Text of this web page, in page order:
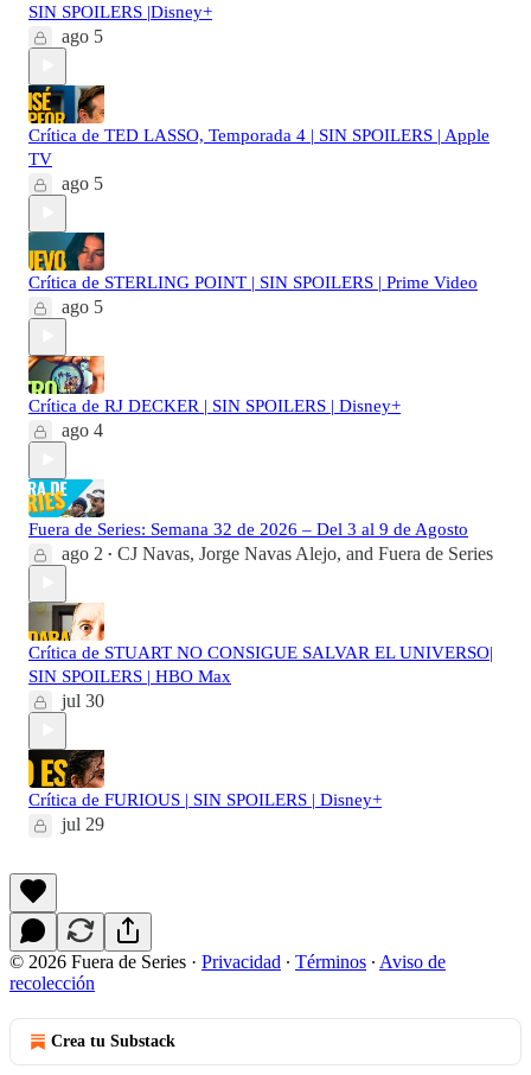
SIN SPOILERS |Disney+
ago 5
Crítica de TED LASSO, Temporada 4 | SIN SPOILERS | Apple
TV
ago 5
Crítica de STERLING POINT | SIN SPOILERS | Prime Video
ago 5
Crítica de RJ DECKER | SIN SPOILERS | Disney+
ago 4
Fuera de Series: Semana 32 de 2026 – Del 3 al 9 de Agosto
ago 2 • CJ Navas, Jorge Navas Alejo, and Fuera de Series
Crítica de STUART NO CONSIGUE SALVAR EL UNIVERSO|
SIN SPOILERS | HBO Max
jul 30
Crítica de FURIOUS | SIN SPOILERS | Disney+
jul 29
© 2026 Fuera de Series · Privacidad ∙ Términos ∙ Aviso de
recolección
Crea tu Substack